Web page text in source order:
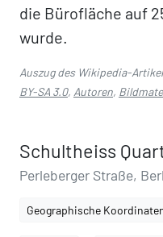
die Bürofläche auf
wurde.
Auszug des Wikipedia-
BY-SA 3.0, Autoren,
Schultheiss
Perleberger Straße,
Geographische